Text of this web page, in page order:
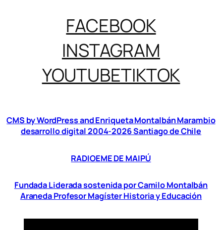
FACEBOOK
INSTAGRAM
YOUTUBETIKTOK
CMS by WordPress and Enriqueta Montalbán Marambio
desarrollo digital 2004-2026 Santiago de Chile
RADIOEME DE MAIPÚ
Fundada Liderada sostenida por Camilo Montalbán
Araneda Profesor Magíster Historia y Educación